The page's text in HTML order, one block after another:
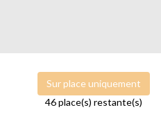
Sur place uniquement
46 place(s) restante(s)